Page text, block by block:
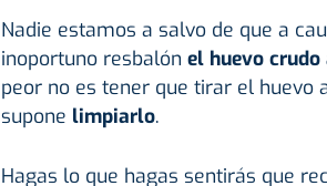
Nadie estamos a salvo de que a
inoportuno resbalón el huevo
peor no es tener que tirar el huevo
supone limpiarlo.
Hagas lo que hagas sentirás que